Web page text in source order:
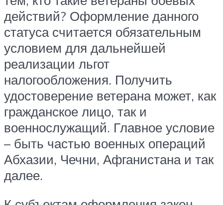
действий? Оформление данного
статуса считается обязательным
условием для дальнейшей
реализации льгот
налогообложения. Получить
удостоверение ветерана может, как
гражданское лицо, так и
военнослужащий. Главное условие
– быть частью военных операций
Абхазии, Чечни, Афганистана и так
далее.